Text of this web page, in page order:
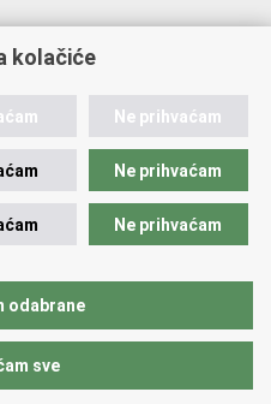
kolačiće
Ne prihvaćam
Ne prihvaćam
Ne prihvaćam
odabrane
sve